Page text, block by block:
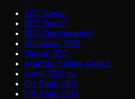
SEO Ajansı
SEO Nedir?
SEO Danışmanlığı
Kurumsal SEO
Teknik SEO
Anahtar Kelime Analizi
İçerik SEO'su
On-Page SEO
Off-Page SEO